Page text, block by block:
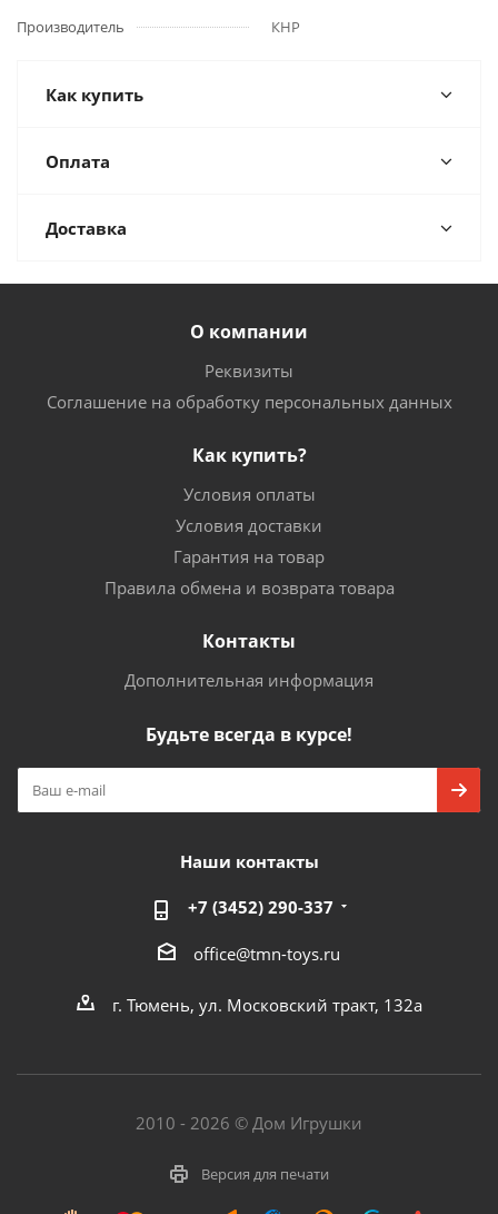
Производитель КНР
Как купить
Оплата
Доставка
О компании
Реквизиты
Соглашение на обработку персональных данных
Как купить?
Условия оплаты
Условия доставки
Гарантия на товар
Правила обмена и возврата товара
Контакты
Дополнительная информация
Будьте всегда в курсе!
Наши контакты
+7 (3452) 290-337
office@tmn-toys.ru
г. Тюмень, ул. Московский тракт, 132а
2010 - 2026 © Дом Игрушки
Версия для печати